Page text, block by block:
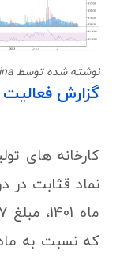
نوشته شده توسط Mina در 07 مهر 1401
گزارش فعالیت (تیر ماه
کارخانه های